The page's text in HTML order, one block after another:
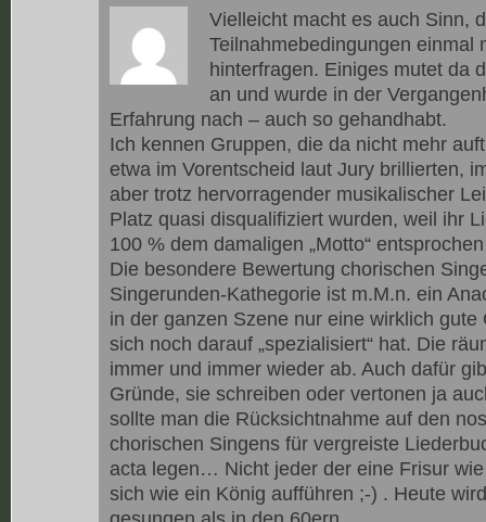
Vielleicht macht es auch Sinn,
Teilnahmebedingungen einmal
hinterfragen. Einiges mutet da
an und wurde in der
Erfahrung nach – auch so gehandhabt.
Ich kennen Gruppen, die da nicht mehr
etwa im Vorentscheid laut Jury brillierten,
aber trotz hervorragender musikalischer
Platz quasi disqualifiziert wurden, weil ihr
100 % dem damaligen „Motto“
Die besondere Bewertung chorischen
Singerunden-Kathegorie ist m.M.n. ein
in der ganzen Szene nur eine wirklich gute
sich noch darauf „spezialisiert“ hat. Die
immer und immer wieder ab. Auch dafür
Gründe, sie schreiben oder vertonen ja
sollte man die Rücksichtnahme auf den
chorischen Singens für vergreiste
acta legen… Nicht jeder der eine Frisur
sich wie ein König aufführen ;-) . Heute